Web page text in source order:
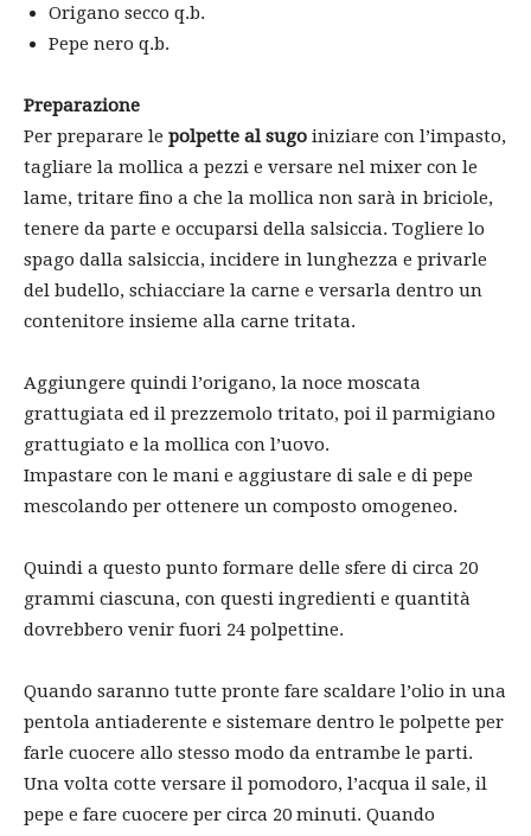
Origano secco q.b.
Pepe nero q.b.
Preparazione
Per preparare le polpette al sugo iniziare con l’impasto,
tagliare la mollica a pezzi e versare nel mixer con le
lame, tritare fino a che la mollica non sarà in briciole,
tenere da parte e occuparsi della salsiccia. Togliere lo
spago dalla salsiccia, incidere in lunghezza e privarle
del budello, schiacciare la carne e versarla dentro un
contenitore insieme alla carne tritata.
Aggiungere quindi l’origano, la noce moscata
grattugiata ed il prezzemolo tritato, poi il parmigiano
grattugiato e la mollica con l’uovo.
Impastare con le mani e aggiustare di sale e di pepe
mescolando per ottenere un composto omogeneo.
Quindi a questo punto formare delle sfere di circa 20
grammi ciascuna, con questi ingredienti e quantità
dovrebbero venir fuori 24 polpettine.
Quando saranno tutte pronte fare scaldare l’olio in una
pentola antiaderente e sistemare dentro le polpette per
farle cuocere allo stesso modo da entrambe le parti.
Una volta cotte versare il pomodoro, l’acqua il sale, il
pepe e fare cuocere per circa 20 minuti. Quando